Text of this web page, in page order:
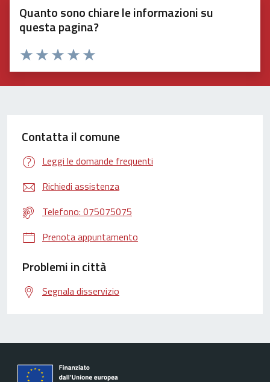
Quanto sono chiare le informazioni su
questa pagina?
Valuta 5 stelle su 5
Valuta 4 stelle su 5
Valuta 3 stelle su 5
Valuta 2 stelle su 5
Valuta 1 stelle su 5
Contatta il comune
Leggi le domande frequenti
Richiedi assistenza
Telefono: 075075075
Prenota appuntamento
Problemi in città
Segnala disservizio